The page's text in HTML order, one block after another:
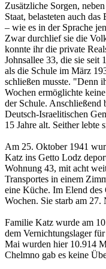
Zusätzliche Sorgen,
Staat, belasteten auch
– wie es in der Sprache
Zwar durchlief sie die
konnte ihr die private
Johnsallee 33, die sie seit
als die Schule im März
schließen musste. "Denn
Wochen ermöglichte
der Schule. Anschließend
Deutsch-Israelitischen
15 Jahre alt. Seither lebte
Am 25. Oktober 1941
Katz ins Getto Lodz
Wohnung 43, mit acht
Transportes in einem
eine Küche. Im Elend des
Wochen. Sie starb am 27.
Familie Katz wurde am
dem Vernichtungslager
Mai wurden hier 10.914
Chelmno gab es keine